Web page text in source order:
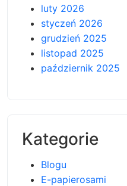
luty 2026
styczeń 2026
grudzień 2025
listopad 2025
październik 2025
Kategorie
Blogu
E-papierosami